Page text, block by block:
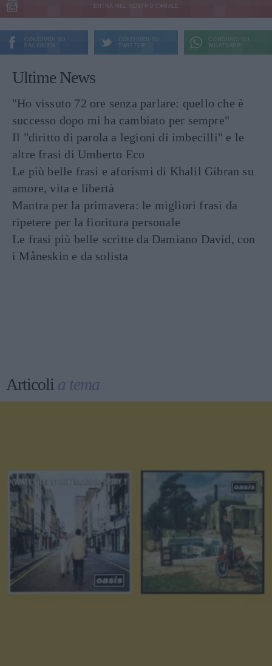
ENTRA NEL NOSTRO CANALE
CONDIVIDI SU
FACEBOOK
CONDIVIDI SU
TWITTER
CONDIVIDI SU
WHATSAPP
Ultime News
"Ho vissuto 72 ore senza parlare: quello che è
successo dopo mi ha cambiato per sempre"
Il "diritto di parola a legioni di imbecilli" e le
altre frasi di Umberto Eco
Le più belle frasi e aforismi di Khalil Gibran su
amore, vita e libertà
Mantra per la primavera: le migliori frasi da
ripetere per la fioritura personale
Le frasi più belle scritte da Damiano David, con
i Måneskin e da solista
Articoli a tema